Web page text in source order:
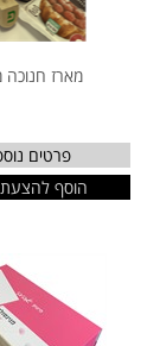
מארז חנוכה
פרטים
הוסף